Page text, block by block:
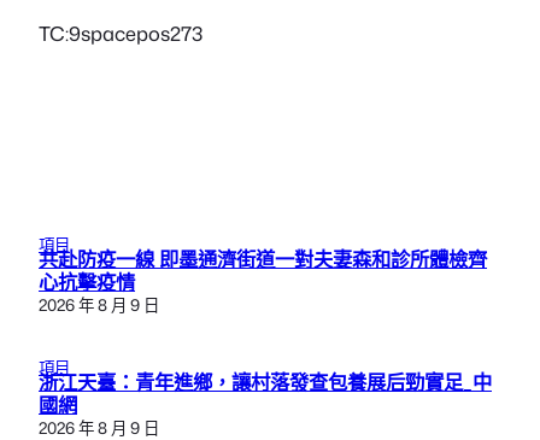
TC:9spacepos273
項目
共赴防疫一線 即墨通濟街道一對夫妻森和診所體檢齊
心抗擊疫情
2026 年 8 月 9 日
項目
浙江天臺：青年進鄉，讓村落發查包養展后勁實足_中
國網
2026 年 8 月 9 日